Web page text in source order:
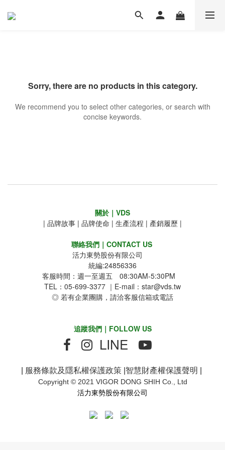
Sorry, there are no products in this category.
We recommend you to select other categories, or search with
concise keywords.
關於｜VDS
| 品牌故事 | 品牌使命 | 生產流程 | 產銷履歷 |
聯絡我們｜CONTACT US
活力東勢股份有限公司
統編:24856336
客服時間：週一至週五 08:30AM-5:30PM
TEL：05-699-3377 ｜E-mail：star@vds.tw
◎ 若有企業團購，請洽客服信箱或電話
追蹤我們｜FOLLOW US
LINE
| 服務條款及隱私權保護政策 |智慧財產權保護聲明 |
Copyright © 2021 VIGOR DONG SHIH Co., Ltd
活力東勢股份有限公司